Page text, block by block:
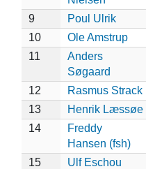
9 Poul Ulrik
10
Ole Amstrup
11
Anders
Søgaard
12 Rasmus Strack
13
Henrik Læssøe
14
Freddy
Hansen (fsh)
15
Ulf Eschou